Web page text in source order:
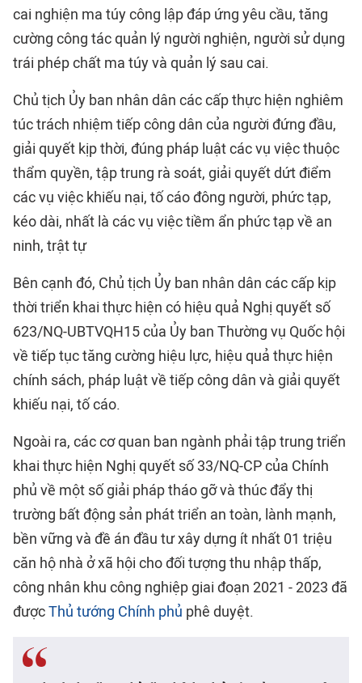
cai nghiện ma túy công lập đáp ứng yêu cầu, tăng
cường công tác quản lý người nghiện, người sử dụng
trái phép chất ma túy và quản lý sau cai.
Chủ tịch Ủy ban nhân dân các cấp thực hiện nghiêm
túc trách nhiệm tiếp công dân của người đứng đầu,
giải quyết kịp thời, đúng pháp luật các vụ việc thuộc
thẩm quyền, tập trung rà soát, giải quyết dứt điểm
các vụ việc khiếu nại, tố cáo đông người, phức tạp,
kéo dài, nhất là các vụ việc tiềm ẩn phức tạp về an
ninh, trật tự
Bên cạnh đó, Chủ tịch Ủy ban nhân dân các cấp kịp
thời triển khai thực hiện có hiệu quả Nghị quyết số
623/NQ-UBTVQH15 của Ủy ban Thường vụ Quốc hội
về tiếp tục tăng cường hiệu lực, hiệu quả thực hiện
chính sách, pháp luật về tiếp công dân và giải quyết
khiếu nại, tố cáo.
Ngoài ra, các cơ quan ban ngành phải tập trung triển
khai thực hiện Nghị quyết số 33/NQ-CP của Chính
phủ về một số giải pháp tháo gỡ và thúc đẩy thị
trường bất động sản phát triển an toàn, lành mạnh,
bền vững và đề án đầu tư xây dựng ít nhất 01 triệu
căn hộ nhà ở xã hội cho đối tượng thu nhập thấp,
công nhân khu công nghiệp giai đoạn 2021 - 2023 đã
đượcThủ tướng Chính phủ phê duyệt.